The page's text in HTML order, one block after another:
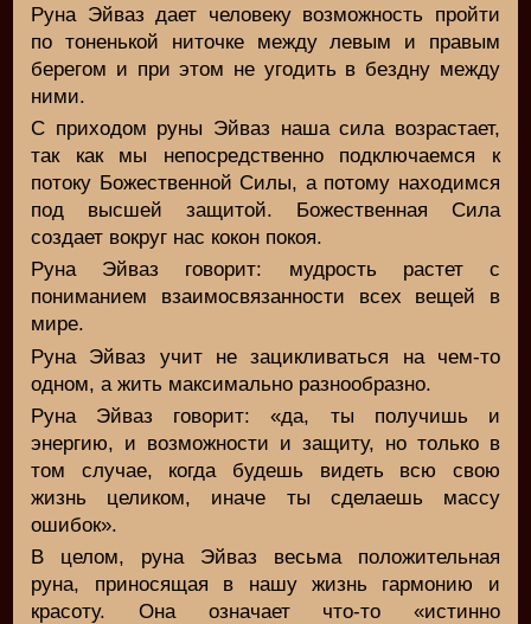
Руна Эйваз дает человеку возможность пройти
по тоненькой ниточке между левым и правым
берегом и при этом не угодить в бездну между
ними.
С приходом руны Эйваз наша сила возрастает,
так как мы непосредственно подключаемся к
потоку Божественной Силы, а потому находимся
под высшей защитой. Божественная Сила
создает вокруг нас кокон покоя.
Руна Эйваз говорит: мудрость растет с
пониманием взаимосвязанности всех вещей в
мире.
Руна Эйваз учит не зацикливаться на чем-то
одном, а жить максимально разнообразно.
Руна Эйваз говорит: «да, ты получишь и
энергию, и возможности и защиту, но только в
том случае, когда будешь видеть всю свою
жизнь целиком, иначе ты сделаешь массу
ошибок».
В целом, руна Эйваз весьма положительная
руна, приносящая в нашу жизнь гармонию и
красоту. Она означает что-то «истинно